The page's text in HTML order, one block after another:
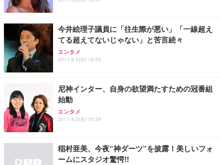
今井絵理子議員に「往生際が悪い」「一線超え
てる超えてないじゃない」と苦言続々
エンタメ
2017.8.2(水) 16:50
尼神インター、自身の欲望満たすための冠番組
始動
エンタメ
2017.8.2(水) 15:39
稲村亜美、今夜“神ダーツ”を披露！美しいフォ
ームにスタジオ驚愕!!